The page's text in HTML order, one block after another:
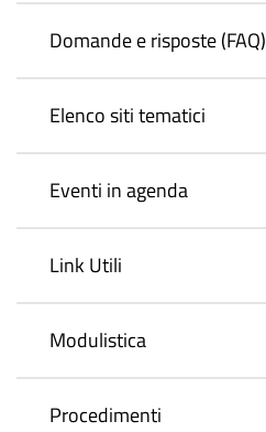
Domande e risposte (FAQ)
Elenco siti tematici
Eventi in agenda
Link Utili
Modulistica
Procedimenti